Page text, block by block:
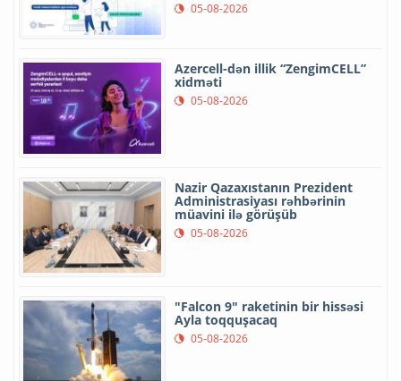
05-08-2026
Azercell-dən illik “ZengimCELL”
xidməti
05-08-2026
Nazir Qazaxıstanın Prezident
Administrasiyası rəhbərinin
müavini ilə görüşüb
05-08-2026
"Falcon 9" raketinin bir hissəsi
Ayla toqquşacaq
05-08-2026